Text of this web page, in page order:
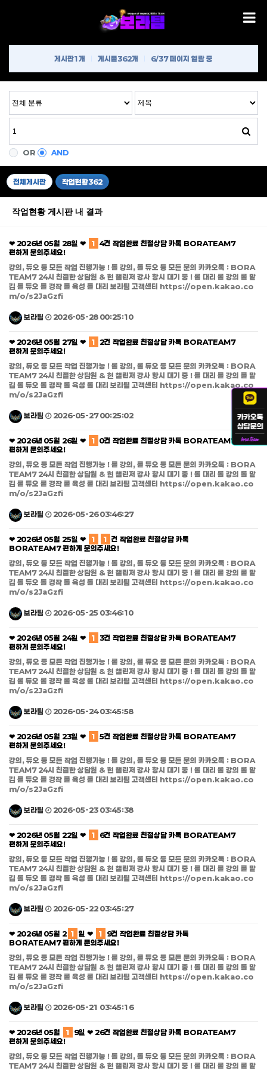
게시판1개 게시물362개 6/37 페이지 열람 중
OR AND
전체게시판 작업현황362
작업현황 게시판 내 결과
❤ 2026년 05월 28일 ❤ 1 4건 작업완료 친절상담 카톡 BORATEAM7
편하게 문의주세요!
강의, 듀오 등 모든 작업 진행가능 ! 롤 강의, 롤 듀오 등 모든 문의 카카오톡 : BORA
TEAM7 24시 친절한 상담원 & 현 챌린저 강사 항시 대기 중 ! 롤 대리 롤 강의 롤 맡
김 롤 듀오 롤 경작 롤 육성 롤 대리 보라팀 고객센터 https://open.kakao.co
m/o/s2JaGzfi
보라팀 2026-05-28 00:25:10
❤ 2026년 05월 27일 ❤ 1 2건 작업완료 친절상담 카톡 BORATEAM7
편하게 문의주세요!
강의, 듀오 등 모든 작업 진행가능 ! 롤 강의, 롤 듀오 등 모든 문의 카카오톡 : BORA
TEAM7 24시 친절한 상담원 & 현 챌린저 강사 항시 대기 중 ! 롤 대리 롤 강의 롤 맡
김 롤 듀오 롤 경작 롤 육성 롤 대리 보라팀 고객센터 https://open.kakao.co
m/o/s2JaGzfi
보라팀 2026-05-27 00:25:02
❤ 2026년 05월 26일 ❤ 1 0건 작업완료 친절상담 카톡 BORATEAM7
편하게 문의주세요!
강의, 듀오 등 모든 작업 진행가능 ! 롤 강의, 롤 듀오 등 모든 문의 카카오톡 : BORA
TEAM7 24시 친절한 상담원 & 현 챌린저 강사 항시 대기 중 ! 롤 대리 롤 강의 롤 맡
김 롤 듀오 롤 경작 롤 육성 롤 대리 보라팀 고객센터 https://open.kakao.co
m/o/s2JaGzfi
보라팀 2026-05-26 03:46:27
❤ 2026년 05월 25일 ❤ 1 1 건 작업완료 친절상담 카톡
BORATEAM7 편하게 문의주세요!
강의, 듀오 등 모든 작업 진행가능 ! 롤 강의, 롤 듀오 등 모든 문의 카카오톡 : BORA
TEAM7 24시 친절한 상담원 & 현 챌린저 강사 항시 대기 중 ! 롤 대리 롤 강의 롤 맡
김 롤 듀오 롤 경작 롤 육성 롤 대리 보라팀 고객센터 https://open.kakao.co
m/o/s2JaGzfi
보라팀 2026-05-25 03:46:10
❤ 2026년 05월 24일 ❤ 1 3건 작업완료 친절상담 카톡 BORATEAM7
편하게 문의주세요!
강의, 듀오 등 모든 작업 진행가능 ! 롤 강의, 롤 듀오 등 모든 문의 카카오톡 : BORA
TEAM7 24시 친절한 상담원 & 현 챌린저 강사 항시 대기 중 ! 롤 대리 롤 강의 롤 맡
김 롤 듀오 롤 경작 롤 육성 롤 대리 보라팀 고객센터 https://open.kakao.co
m/o/s2JaGzfi
보라팀 2026-05-24 03:45:58
❤ 2026년 05월 23일 ❤ 1 5건 작업완료 친절상담 카톡 BORATEAM7
편하게 문의주세요!
강의, 듀오 등 모든 작업 진행가능 ! 롤 강의, 롤 듀오 등 모든 문의 카카오톡 : BORA
TEAM7 24시 친절한 상담원 & 현 챌린저 강사 항시 대기 중 ! 롤 대리 롤 강의 롤 맡
김 롤 듀오 롤 경작 롤 육성 롤 대리 보라팀 고객센터 https://open.kakao.co
m/o/s2JaGzfi
보라팀 2026-05-23 03:45:38
❤ 2026년 05월 22일 ❤ 1
6건 작업완료 친절상담 카톡 BORATEAM7
편하게 문의주세요!
강의, 듀오 등 모든 작업 진행가능 ! 롤 강의, 롤 듀오 등 모든 문의 카카오톡 : BORA
TEAM7 24시 친절한 상담원 & 현 챌린저 강사 항시 대기 중 ! 롤 대리 롤 강의 롤 맡
김 롤 듀오 롤 경작 롤 육성 롤 대리 보라팀 고객센터 https://open.kakao.co
m/o/s2JaGzfi
보라팀 2026-05-22 03:45:27
❤ 2026년 05월 2 1 일 ❤ 1
9건 작업완료 친절상담 카톡
BORATEAM7 편하게 문의주세요!
강의, 듀오 등 모든 작업 진행가능 ! 롤 강의, 롤 듀오 등 모든 문의 카카오톡 : BORA
TEAM7 24시 친절한 상담원 & 현 챌린저 강사 항시 대기 중 ! 롤 대리 롤 강의 롤 맡
김 롤 듀오 롤 경작 롤 육성 롤 대리 보라팀 고객센터 https://open.kakao.co
m/o/s2JaGzfi
보라팀 2026-05-21 03:45:16
❤ 2026년 05월 1
9일 ❤ 26건 작업완료 친절상담 카톡 BORATEAM7
편하게 문의주세요!
강의, 듀오 등 모든 작업 진행가능 ! 롤 강의, 롤 듀오 등 모든 문의 카카오톡 : BORA
TEAM7 24시 친절한 상담원 & 현 챌린저 강사 항시 대기 중 ! 롤 대리 롤 강의 롤 맡